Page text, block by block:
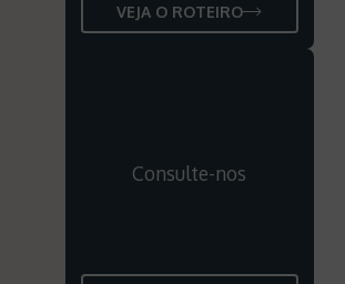
VEJA O ROTEIRO
Consulte-nos